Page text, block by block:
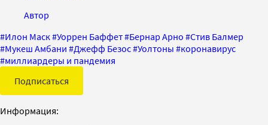
Автор
#Илон Маск#Уоррен Баффет#Бернар Арно #Стив Балмер
#Мукеш Амбани #Джефф Безос#Уолтоны #коронавирус
#миллиардеры и пандемия
Подписаться
Информация: